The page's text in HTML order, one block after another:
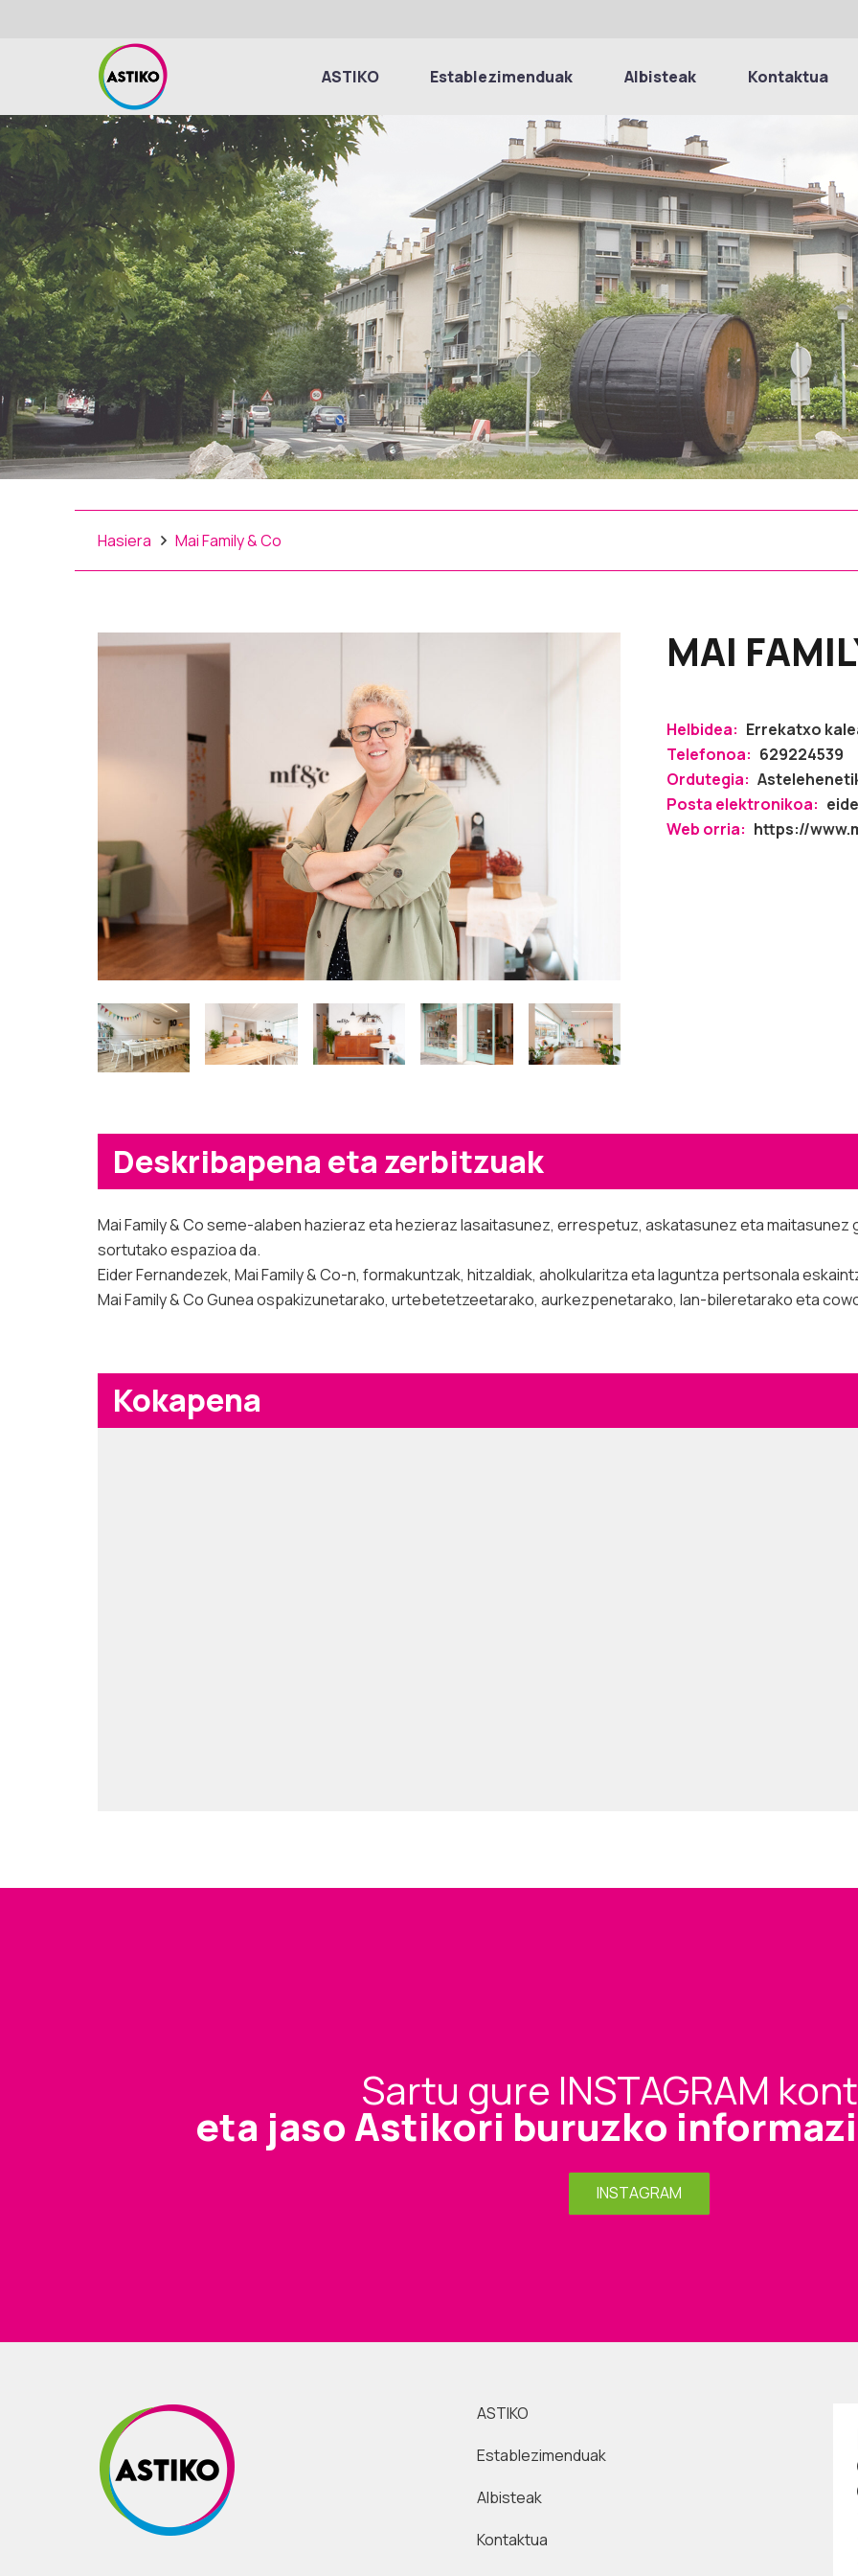
ASTIKO Establezimenduak Albisteak Kontaktua
Hasiera Mai Family & Co
MAI
Helbidea: Errekatxo
Telefonoa: 629224539
Ordutegia:
Posta elektronikoa:
Web orria: https://
Deskribapena eta zerbitzuak
Mai Family & Co seme-alaben hazieraz eta hezieraz lasaitasunez, errespetuz, askatasunez eta
sortutako espazioa da.
Eider Fernandezek, Mai Family & Co-n, formakuntzak, hitzaldiak, aholkularitza eta laguntza pertsonala
Mai Family & Co Gunea ospakizunetarako, urtebetetzeetarako, aurkezpenetarako, lan-bileretarako eta
Kokapena
Sartu gure INSTAGRAM
eta jaso Astikori buruzko
INSTAGRAM
ASTIKO
Establezimenduak
Albisteak
Kontaktua